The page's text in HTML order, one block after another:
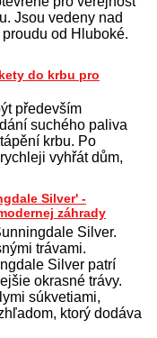
Jsou vedeny nad
od Hluboké.
do krbu pro
především
suchého paliva
krbu. Po
vyhřát dům,
Silver' -
záhrady
Silver.
trávami.
Silver patrí
okrasné trávy.
súkvetiami,
ktorý dodáva